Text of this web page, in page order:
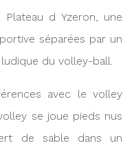
d Yzeron, une
séparées par un
du volley-ball.
avec le volley
se joue pieds nus
de sable dans un